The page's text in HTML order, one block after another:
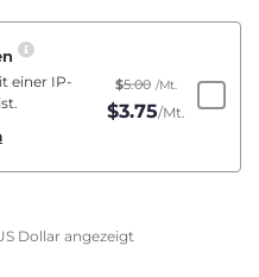
einer IP-
$5.00 /Mt.
$3.75/Mt.
Dollar angezeigt